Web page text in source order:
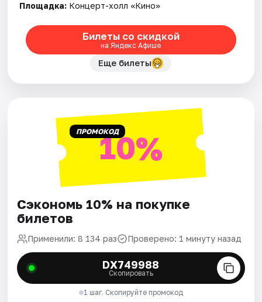
Площадка: Концерт-холл «Кино»
Билеты со скидкой
на Яндекс Афише
Еще билеты
ПРОМОКОД10%
Сэкономь 10% на покупке
билетов
Применили: 8 134 раз Проверено: 1 минуту назад
DX749988
Скопировать
1 шаг. Скопируйте промокод